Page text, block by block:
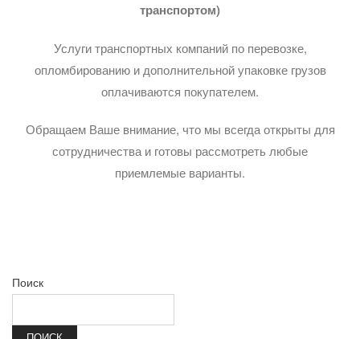
транспортом)
Услуги транспортных компаний по перевозке,
опломбированию и дополнительной упаковке грузов
оплачиваются покупателем.
Обращаем Ваше внимание, что мы всегда открыты для
сотрудничества и готовы рассмотреть любые
приемлемые варианты.
Поиск